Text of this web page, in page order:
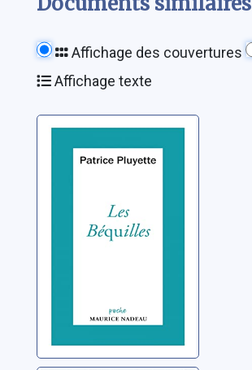
Affichage des couvertures
Affichage texte
Les béquilles
Pluyette, Patrice